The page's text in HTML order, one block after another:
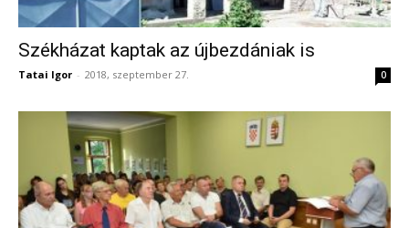
Székházat kaptak az újbezdániak is
Tatai Igor - 2018, szeptember 27. 0